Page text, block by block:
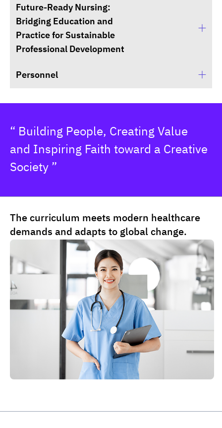
Future-Ready Nursing:
Bridging Education and
Practice for Sustainable
Professional Development
Personnel
Ms. Karnphichcha Sricharoen
nurse@dpu.ac.th
เจ้าหน้าที่ธุรการประจำวิทยาลัยพยาบาล
ศาสตร์
เจ้าหน้าที่ธุรการประจำวิทยาลัยพยาบาลศาสตร์
์Nurse@dpu.ac.th
“ Building People, Creating Value
and Inspiring Faith toward a Creative
Society ”
The curriculum meets modern healthcare
demands and adapts to global change.